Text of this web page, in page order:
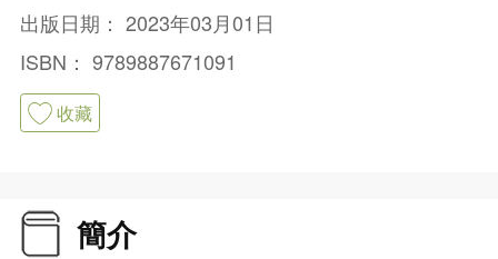
出版日期： 2023年03月01日
ISBN： 9789887671091
收藏
簡介